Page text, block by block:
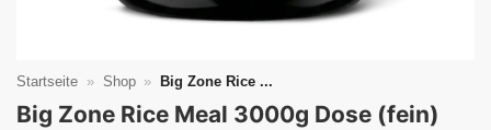
Startseite » Shop » Big Zone Rice ...
Big Zone Rice Meal 3000g Dose (fein)